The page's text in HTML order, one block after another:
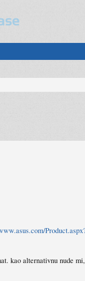
kao alternativnu nude